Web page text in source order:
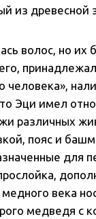
из древесной
волос, но их
человека»,
Эци имел
различных
пояс и
для
века
медведя с